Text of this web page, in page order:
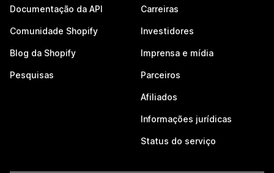
Documentação da API
Comunidade Shopify
Blog da Shopify
Pesquisas
Carreiras
Investidores
Imprensa e mídia
Parceiros
Afiliados
Informações jurídicas
Status do serviço